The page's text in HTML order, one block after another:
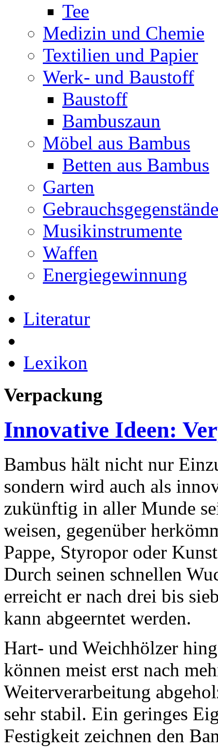
Tee
Medizin und Chemie
Textilien und Papier
Werk- und Baustoff
Baustoff
Bambuszaun
Möbel aus Bambus
Betten aus Bambus
Garten
Gebrauchsgegenstände
Musikinstrumente
Waffen
Energiegewinnung
Literatur
Lexikon
Verpackung
Innovative Ideen:
Bambus hält nicht nur
sondern wird auch als
zukünftig in aller Munde
weisen, gegenüber
Pappe, Styropor oder
Durch seinen schnellen
erreicht er nach drei bis
kann abgeerntet werden.
Hart- und Weichhölzer
können meist erst nach
Weiterverarbeitung
sehr stabil. Ein geringes
Festigkeit zeichnen den